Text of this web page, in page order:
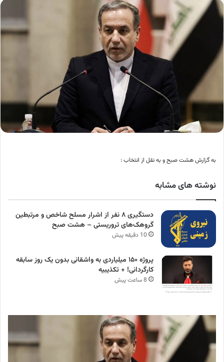
به گزارش هشت صبح و به نقل از انتخاب :
نوشته های مشابه
دستگیری ۸ نفر از اشرار مسلح شاخص و مرتبطین
گروهک‌های تروریستی – هشت صبح
10 دقیقه پیش
پروژه ۱۵۰ میلیاردی به واشقانی بدون یک روز سابقه
کارگردانی! + تکذیبیه
8 ساعت پیش